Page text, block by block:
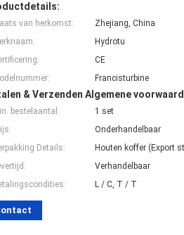
van herkomst:
Zhejiang, China
Hydrotu
CE
Francisturbine
& Verzenden Algemene
bestelaantal:
1 set
Onderhandelbaar
Details:
Houten koffer (Export
Verhandelbaar
L / C, T / T